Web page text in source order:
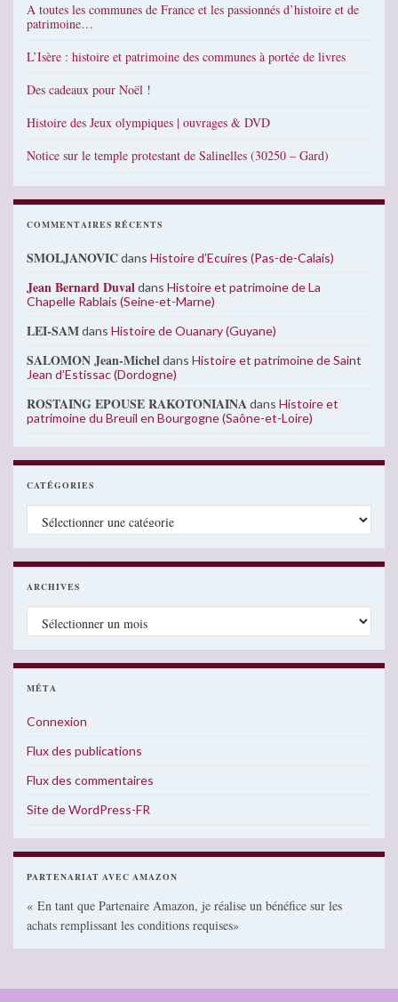
A toutes les communes de France et les passionnés d’histoire et de
patrimoine…
L’Isère : histoire et patrimoine des communes à portée de livres
Des cadeaux pour Noël !
Histoire des Jeux olympiques | ouvrages & DVD
Notice sur le temple protestant de Salinelles (30250 – Gard)
COMMENTAIRES RÉCENTS
SMOLJANOVICdans Histoire d’Ecuires (Pas-de-Calais)
Jean Bernard Duvaldans Histoire et patrimoine de La
Chapelle Rablais (Seine-et-Marne)
LEI-SAMdans Histoire de Ouanary (Guyane)
SALOMON Jean-Micheldans Histoire et patrimoine de Saint
Jean d’Estissac (Dordogne)
ROSTAING EPOUSE RAKOTONIAINAdans Histoire et
patrimoine du Breuil en Bourgogne (Saône-et-Loire)
CATÉGORIES
Catégories
ARCHIVES
Archives
MÉTA
Connexion
Flux des publications
Flux des commentaires
Site de WordPress-FR
PARTENARIAT AVEC AMAZON
« En tant que Partenaire Amazon, je réalise un bénéfice sur les
achats remplissant les conditions requises»